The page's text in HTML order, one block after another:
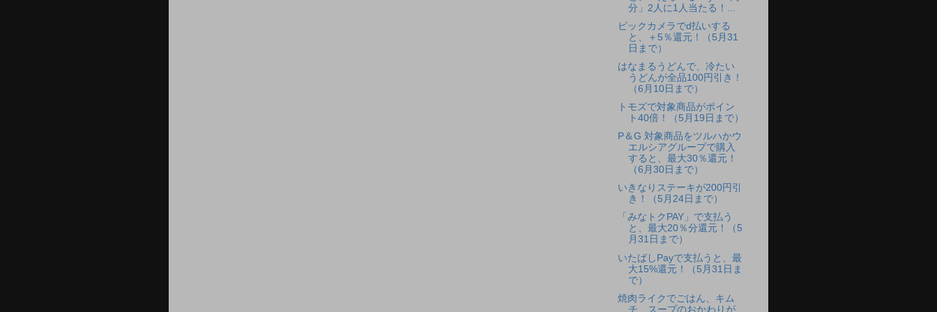
分」2人に1人当たる！...
ビックカメラでd払いする
と、＋5％還元！（5月31
日まで）
はなまるうどんで、冷たい
うどんが全品100円引き！
（6月10日まで）
トモズで対象商品がポイン
ト40倍！（5月19日まで）
P＆G 対象商品をツルハかウ
エルシアグループで購入
すると、最大30％還元！
（6月30日まで）
いきなりステーキが200円引
き！（5月24日まで）
「みなトクPAY」で支払う
と、最大20％分還元！（5
月31日まで）
いたばしPayで支払うと、最
大15%還元！（5月31日ま
で）
焼肉ライクでごはん、キム
チ、スープのおかわりが